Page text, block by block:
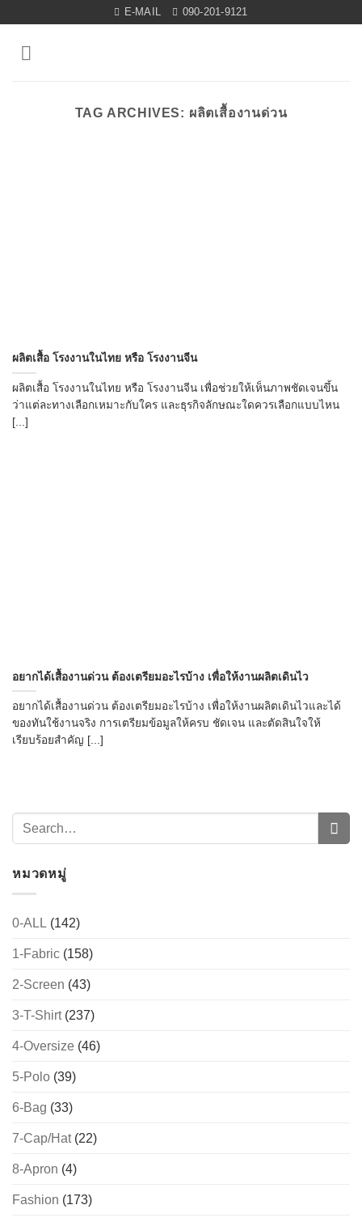
content
E-MAIL 090-201-9121
TAG ARCHIVES: ผลิตเสื้องานด่วน
ผลิตเสื้อ โรงงานในไทย หรือ โรงงานจีน
ผลิตเสื้อ โรงงานในไทย หรือ โรงงานจีน เพื่อช่วยให้เห็นภาพชัดเจนขึ้น
ว่าแต่ละทางเลือกเหมาะกับใคร และธุรกิจลักษณะใดควรเลือกแบบไหน
[...]
อยากได้เสื้องานด่วน ต้องเตรียมอะไรบ้าง เพื่อให้งานผลิตเดินไว
อยากได้เสื้องานด่วน ต้องเตรียมอะไรบ้าง เพื่อให้งานผลิตเดินไวและได้
ของทันใช้งานจริง การเตรียมข้อมูลให้ครบ ชัดเจน และตัดสินใจให้
เรียบร้อยสำคัญ [...]
หมวดหมู่
0-ALL (142)
1-Fabric (158)
2-Screen (43)
3-T-Shirt(237)
4-Oversize (46)
5-Polo (39)
6-Bag (33)
7-Cap/Hat(22)
8-Apron (4)
Fashion (173)